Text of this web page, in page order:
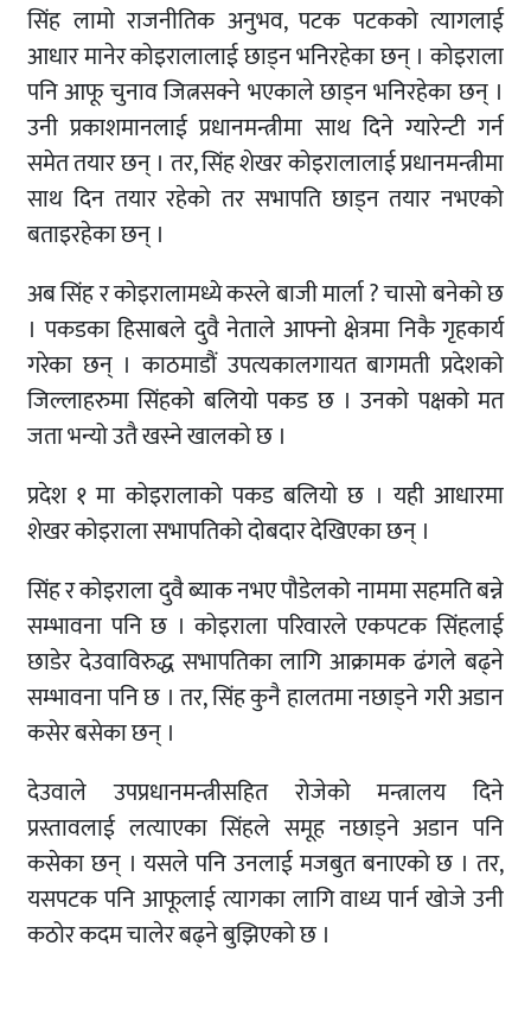
सिंह लामो राजनीतिक अनुभव, पटक पटकको त्यागलाई
आधार मानेर कोइरालालाई छाड्न भनिरहेका छन् । कोइराला
पनि आफू चुनाव जित्नसक्ने भएकाले छाड्न भनिरहेका छन् ।
उनी प्रकाशमानलाई प्रधानमन्त्रीमा साथ दिने ग्यारेन्टी गर्न
समेत तयार छन् । तर, सिंह शेखर कोइरालालाई प्रधानमन्त्रीमा
साथ दिन तयार रहेको तर सभापति छाड्न तयार नभएको
बताइरहेका छन् ।
अब सिंह र कोइरालामध्ये कस्ले बाजी मार्ला ? चासो बनेको छ
। पकडका हिसाबले दुवै नेताले आफ्नो क्षेत्रमा निकै गृहकार्य
गरेका छन् । काठमाडौं उपत्यकालगायत बागमती प्रदेशको
जिल्लाहरुमा सिंहको बलियो पकड छ । उनको पक्षको मत
जता भन्यो उतै खस्ने खालको छ ।
प्रदेश १ मा कोइरालाको पकड बलियो छ । यही आधारमा
शेखर कोइराला सभापतिको दोबदार देखिएका छन् ।
सिंह र कोइराला दुवै ब्याक नभए पौडेलको नाममा सहमति बन्ने
सम्भावना पनि छ । कोइराला परिवारले एकपटक सिंहलाई
छाडेर देउवाविरुद्ध सभापतिका लागि आक्रामक ढंगले बढ्ने
सम्भावना पनि छ । तर, सिंह कुनै हालतमा नछाड्ने गरी अडान
कसेर बसेका छन् ।
देउवाले उपप्रधानमन्त्रीसहित रोजेको मन्त्रालय दिने
प्रस्तावलाई लत्याएका सिंहले समूह नछाड्ने अडान पनि
कसेका छन् । यसले पनि उनलाई मजबुत बनाएको छ । तर,
यसपटक पनि आफूलाई त्यागका लागि वाध्य पार्न खोजे उनी
कठोर कदम चालेर बढ्ने बुझिएको छ ।